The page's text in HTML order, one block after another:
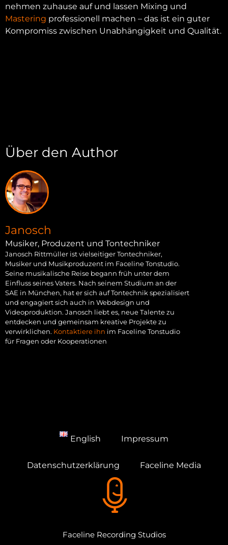
nehmen zuhause auf und lassen Mixing und
Mastering professionell machen – das ist ein guter
Kompromiss zwischen Unabhängigkeit und Qualität.
Über den Author
Janosch
Musiker, Produzent und Tontechniker
Janosch Rittmüller ist vielseitiger Tontechniker,
Musiker und Musikproduzent im Faceline Tonstudio.
Seine musikalische Reise begann früh unter dem
Einfluss seines Vaters. Nach seinem Studium an der
SAE in München, hat er sich auf Tontechnik spezialisiert
und engagiert sich auch in Webdesign und
Videoproduktion. Janosch liebt es, neue Talente zu
entdecken und gemeinsam kreative Projekte zu
verwirklichen. Kontaktiere ihn im Faceline Tonstudio
für Fragen oder Kooperationen
English Impressum
Datenschutzerklärung Faceline Media
Faceline Recording Studios